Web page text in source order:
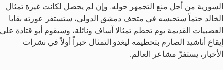
السورية من أجل منع التجمهر حوله، وإن لم يحصل لكانت غيرة تمثال
الخالد حتماً ستحبسه في متحف دمشق الدولي، ستستفز عورته بقايا
العصبيات القديمة يوم تحطم تمثالا آساف ونائلة، وسيقوم أبو قتادة على
إيقاع أناشيد الصارم بتحطيمه ليغدو التمثال خبراً أولاً في نشرات
الأخبار، يستفزّ مشاعر العالم.